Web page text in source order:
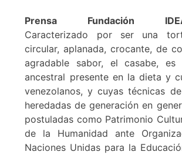
Prensa Fundación IDEA/
Caracterizado por ser una
circular, aplanada, crocante, de
agradable sabor, el casabe, es
ancestral presente en la dieta y
venezolanos, y cuyas técnicas
heredadas de generación en
postuladas como Patrimonio
de la Humanidad ante
Naciones Unidas para la